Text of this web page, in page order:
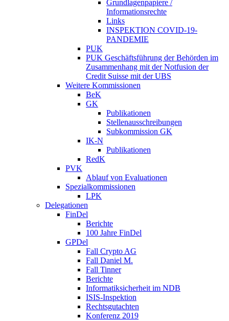
Grundlagenpapiere /
Informationsrechte
Links
INSPEKTION COVID-19-
PANDEMIE
PUK
PUK Geschäftsführung der Behörden im
Zusammenhang mit der Notfusion der
Credit Suisse mit der UBS
Weitere Kommissionen
BeK
GK
Publikationen
Stellenausschreibungen
Subkommission GK
IK-N
Publikationen
RedK
PVK
Ablauf von Evaluationen
Spezialkommissionen
LPK
Delegationen
FinDel
Berichte
100 Jahre FinDel
GPDel
Fall Crypto AG
Fall Daniel M.
Fall Tinner
Berichte
Informatiksicherheit ­im NDB
ISIS-Inspektion
Rechtsgutachten
Konferenz 2019